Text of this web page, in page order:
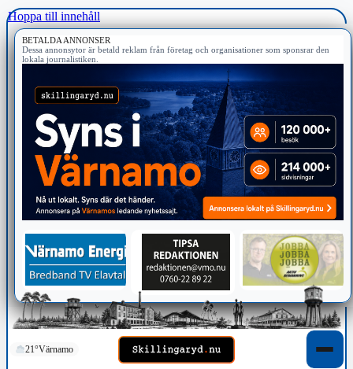
Hoppa till innehåll
BETALDA ANNONSER
Dessa annonsytor är betald reklam från företag och organisationer som sponsrar den
lokala journalistiken.
21°Värnamo